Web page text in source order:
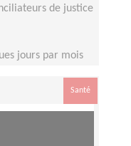
de justice
jours par mois
Santé